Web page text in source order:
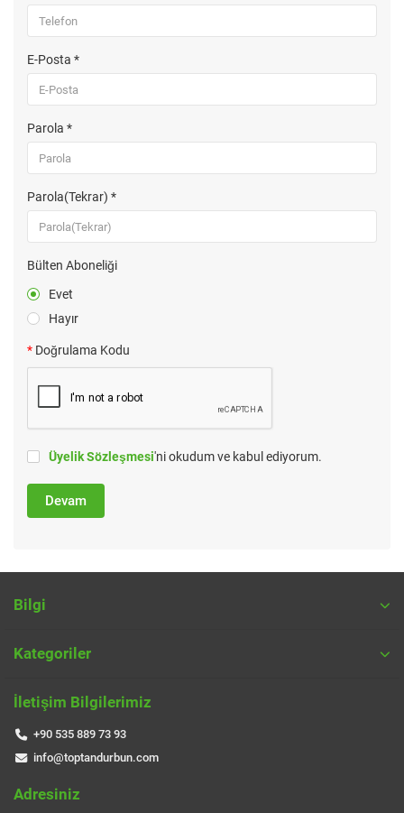
E-Posta *
Parola *
Parola(Tekrar) *
Bülten Aboneliği
Evet
Hayır
Doğrulama Kodu
Üyelik Sözleşmesi'ni okudum ve kabul ediyorum.
Devam
Bilgi
Kategoriler
İletişim Bilgilerimiz
+90 535 889 73 93
info@toptandurbun.com
Adresiniz